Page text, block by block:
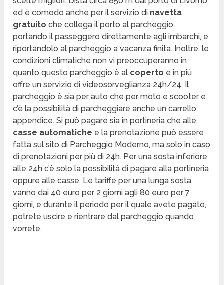
ed è comodo anche per il servizio di navetta
gratuito che collega il porto al parcheggio,
portando il passeggero direttamente agli imbarchi, e
riportandolo al parcheggio a vacanza finita. Inoltre, le
condizioni climatiche non vi preoccuperanno in
quanto questo parcheggio è al coperto e in più
offre un servizio di videosorveglianza 24h/24. Il
parcheggio è sia per auto che per moto e scooter e
c’è la possibilità di parcheggiare anche un carrello
appendice. Si può pagare sia in portineria che alle
casse automatiche e la prenotazione può essere
fatta sul sito di Parcheggio Moderno, ma solo in caso
di prenotazioni per più di 24h. Per una sosta inferiore
alle 24h c’è solo la possibilità di pagare alla portineria
oppure alle casse. Le tariffe per una lunga sosta
vanno dai 40 euro per 2 giorni agli 80 euro per 7
giorni, e durante il periodo per il quale avete pagato,
potrete uscire e rientrare dal parcheggio quando
vorrete.